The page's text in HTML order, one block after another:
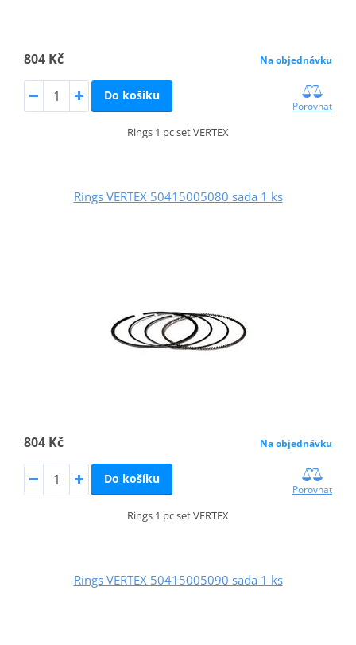
804 Kč Na objednávku
Do košíku
Porovnat
Rings 1 pc set VERTEX
Rings VERTEX 50415005080 sada 1 ks
804 Kč Na objednávku
Do košíku
Porovnat
Rings 1 pc set VERTEX
Rings VERTEX 50415005090 sada 1 ks